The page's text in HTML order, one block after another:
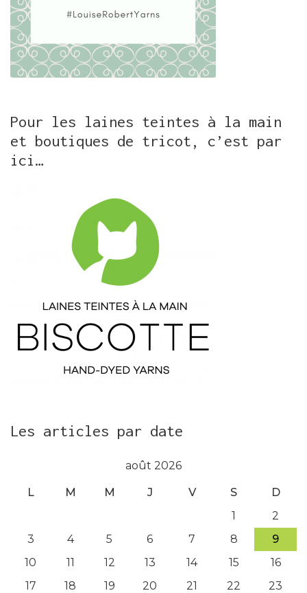
Pour les laines teintes à la main
et boutiques de tricot, c’est par
ici…
Les articles par date
août 2026
L M M J V S
D
1
2
3
4 5 6 7 8
9
10
11 12 13 14 15
16
17
18 19 20 21 22 23